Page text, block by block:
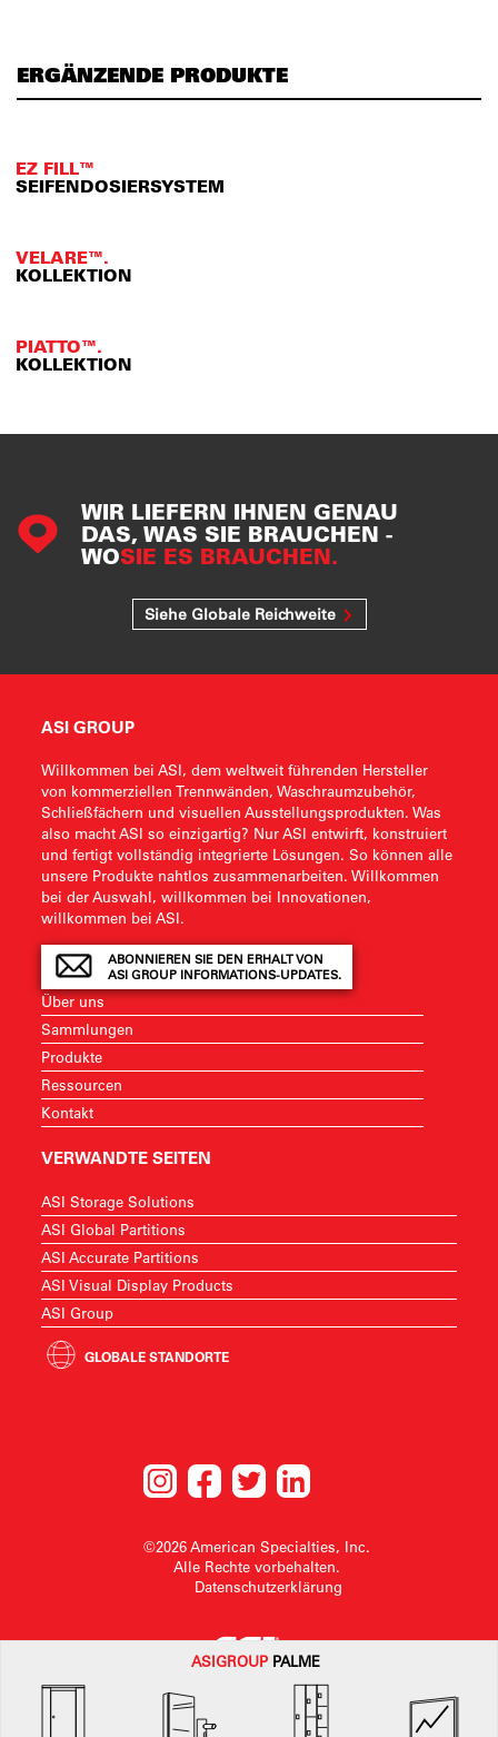
ERGÄNZENDE PRODUKTE
EZ FILL™
SEIFENDOSIERSYSTEM
VELARE™.
KOLLEKTION
PIATTO™.
KOLLEKTION
WIR LIEFERN IHNEN GENAU
DAS, WAS SIE BRAUCHEN -
WOSIE ES BRAUCHEN.
Siehe Globale Reichweite
ASIGROUP PALME
ASI GROUP
Willkommen bei ASI, dem weltweit führenden Hersteller
von kommerziellen Trennwänden, Waschraumzubehör,
Schließfächern und visuellen Ausstellungsprodukten. Was
also macht ASI so einzigartig? Nur ASI entwirft, konstruiert
und fertigt vollständig integrierte Lösungen. So können alle
unsere Produkte nahtlos zusammenarbeiten. Willkommen
bei der Auswahl, willkommen bei Innovationen,
willkommen bei ASI.
ABONNIEREN SIE DEN ERHALT VON
ASI GROUP INFORMATIONS-UPDATES.
Über uns
Sammlungen
Produkte
Ressourcen
Kontakt
VERWANDTE SEITEN
ASI Storage Solutions
ASI Global Partitions
ASI Accurate Partitions
ASI Visual Display Products
ASI Group
GLOBALE STANDORTE
©2026 American Specialties, Inc.
Alle Rechte vorbehalten.
Datenschutzerklärung
American SpecialtiesInc. behält sich das Recht vor, ohne Vorankündigung